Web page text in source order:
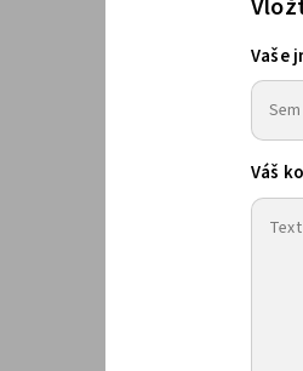
Vaše
Váš